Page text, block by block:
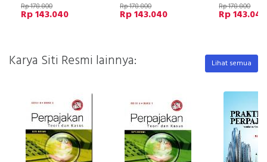
Rp 178.800
Rp 143.040
Rp 178.800
Rp 143.040
Rp 178.800
Rp 143.040
Karya Siti Resmi lainnya: Lihat semua